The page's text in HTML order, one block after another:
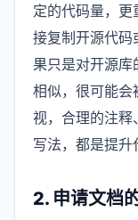
定的代码量，
接复制开源代码
果只是对开源
相似，很可能会
视，合理的注
写法，都是提升
2. 申请文档